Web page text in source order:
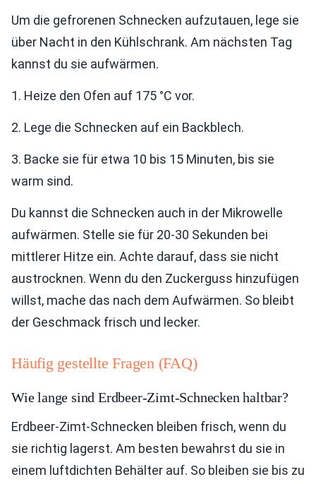
Um die gefrorenen Schnecken aufzutauen, lege sie
über Nacht in den Kühlschrank. Am nächsten Tag
kannst du sie aufwärmen.
1. Heize den Ofen auf 175 °C vor.
2. Lege die Schnecken auf ein Backblech.
3. Backe sie für etwa 10 bis 15 Minuten, bis sie
warm sind.
Du kannst die Schnecken auch in der Mikrowelle
aufwärmen. Stelle sie für 20-30 Sekunden bei
mittlerer Hitze ein. Achte darauf, dass sie nicht
austrocknen. Wenn du den Zuckerguss hinzufügen
willst, mache das nach dem Aufwärmen. So bleibt
der Geschmack frisch und lecker.
Häufig gestellte Fragen (FAQ)
Wie lange sind Erdbeer-Zimt-Schnecken haltbar?
Erdbeer-Zimt-Schnecken bleiben frisch, wenn du
sie richtig lagerst. Am besten bewahrst du sie in
einem luftdichten Behälter auf. So bleiben sie bis zu